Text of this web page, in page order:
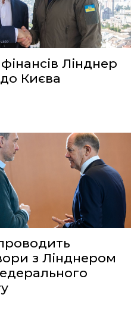
Лінднер
Києва
з Лінднером